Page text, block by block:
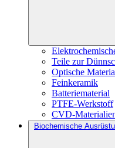
Teile zur
Optische
Feinkeramik
Batteriematerial
PTFE-Werkstoff
CVD-
Biochemische